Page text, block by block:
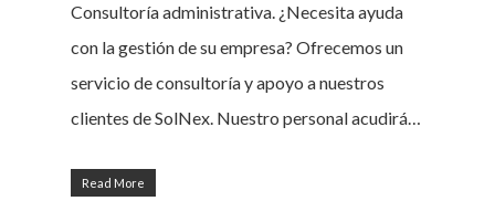
Consultoría administrativa. ¿Necesita ayuda
con la gestión de su empresa? Ofrecemos un
servicio de consultoría y apoyo a nuestros
clientes de SolNex. Nuestro personal acudirá…
Read More